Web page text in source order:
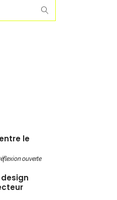
le
ouverte